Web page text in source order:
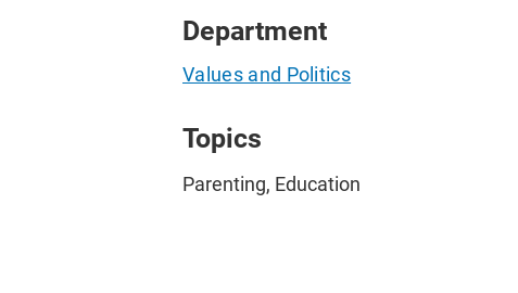
Department
Values and Politics
Topics
Parenting, Education